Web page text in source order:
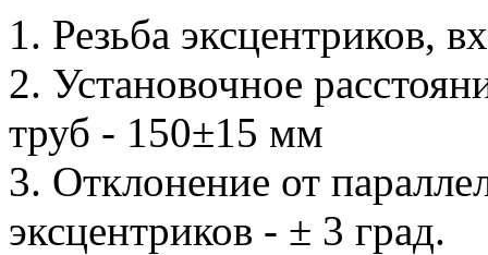
1. Резьба эксцентриков,
2. Установочное
труб - 150±15 мм
3. Отклонение от
эксцентриков - ± 3 град.